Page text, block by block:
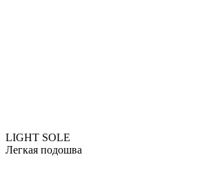
LIGHT SOLE
Легкая подошва